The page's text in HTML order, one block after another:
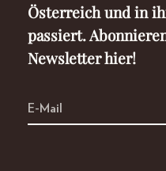
Österreich und in
passiert.
Newsletter hier!